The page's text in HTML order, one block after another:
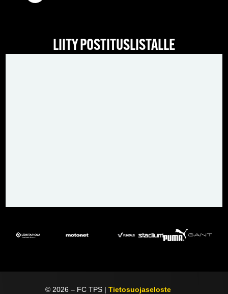
LIITY POSTITUSLISTALLE
© 2026 – FC TPS |Tietosuojaseloste